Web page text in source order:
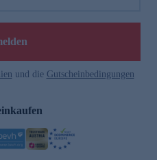
und die Gutscheinbedingungen